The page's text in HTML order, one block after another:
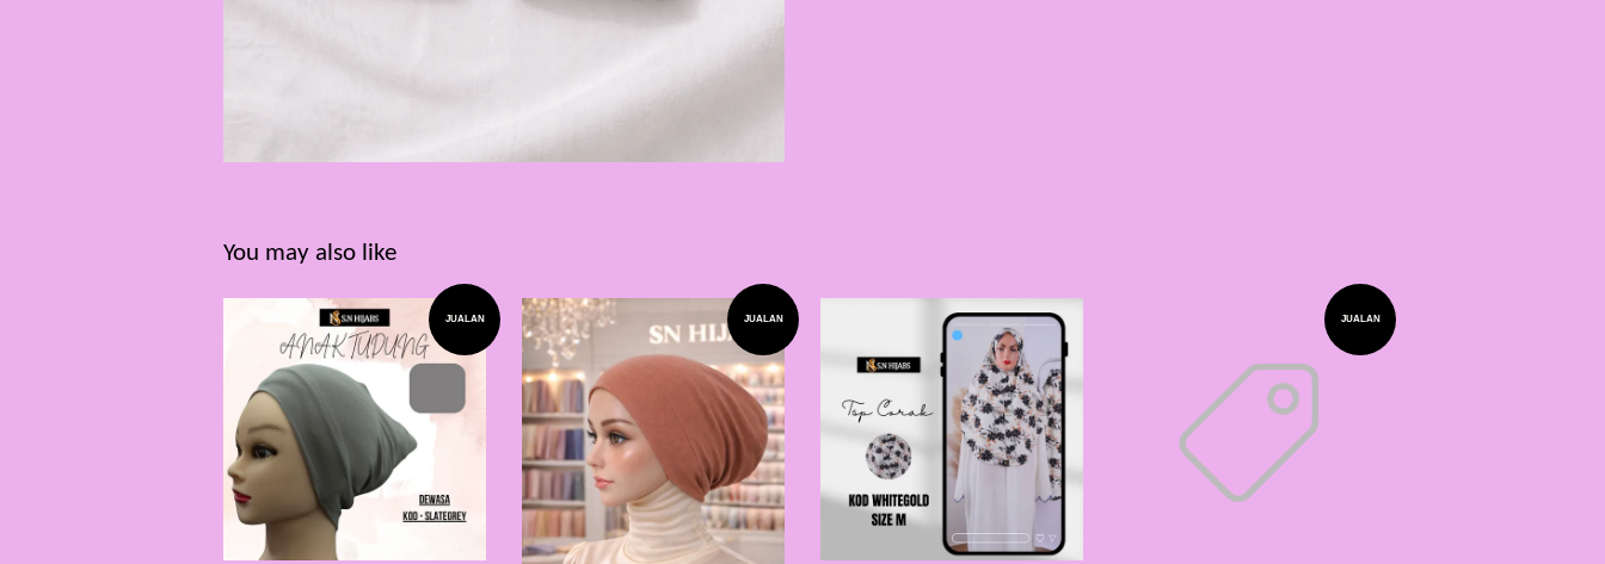
You may also like
JUALAN JUALAN JUALAN